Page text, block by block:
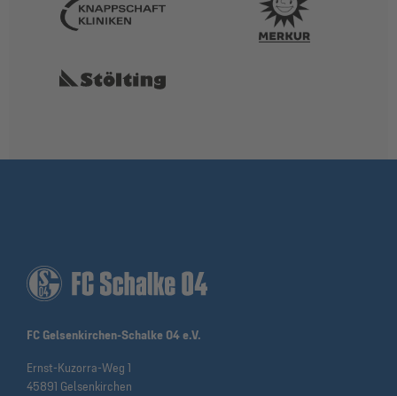
FC Gelsenkirchen-Schalke 04 e.V.
Ernst-Kuzorra-Weg 1
45891 Gelsenkirchen